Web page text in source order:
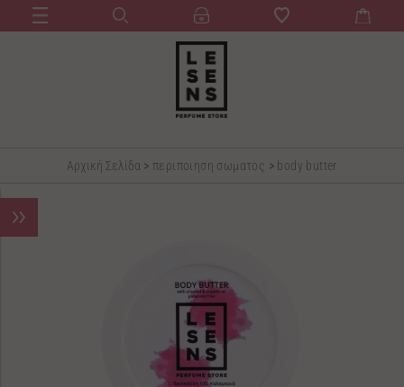
Αρχική Σελίδα > περιποιηση σωματος > body butter